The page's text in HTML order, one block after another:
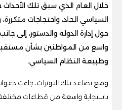
خلال العام الذي سبق تلك
السياسي الحاد، واحتجاجات
حول إدارة الدولة والدستور، إلى
واسع من المواطنين بشأن
وطبيعة النظام السياسي.
ومع تصاعد تلك التوترات، جاءت
باستجابة واسعة من قطاعات